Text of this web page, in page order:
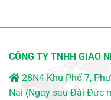
CÔNG TY TNHH GIAO
28N4 Khu Phố 7,
Nai (Ngay sau Đài Đức